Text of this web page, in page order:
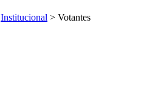
Institucional > Votantes